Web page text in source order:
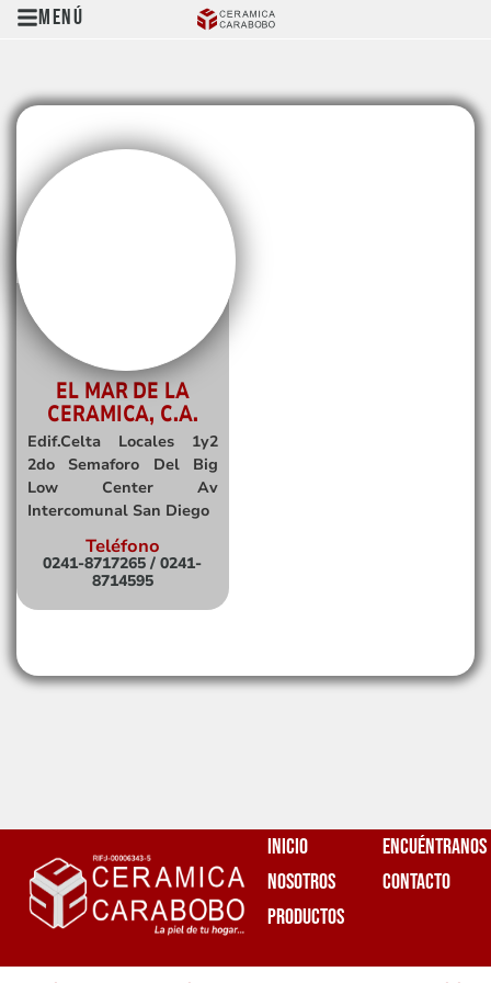
Menú
EL MAR DE LA
CERAMICA, C.A.
Edif.Celta Locales 1y2
2do Semaforo Del Big
Low Center Av
Intercomunal San Diego
Teléfono
0241-8717265 / 0241-
8714595
Inicio
Nosotros
Productos
Encuéntranos
Contacto